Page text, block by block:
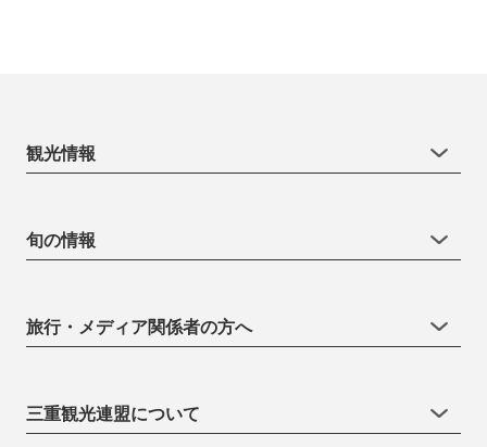
観光情報
旬の情報
旅行・メディア関係者の方へ
三重観光連盟について